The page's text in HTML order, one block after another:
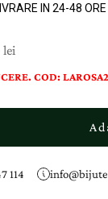
IN 24-48 ORE
lei
COD:
114